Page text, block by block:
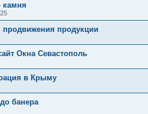
камня
продвижения продукции
Окна Севастополь
в Крыму
банера